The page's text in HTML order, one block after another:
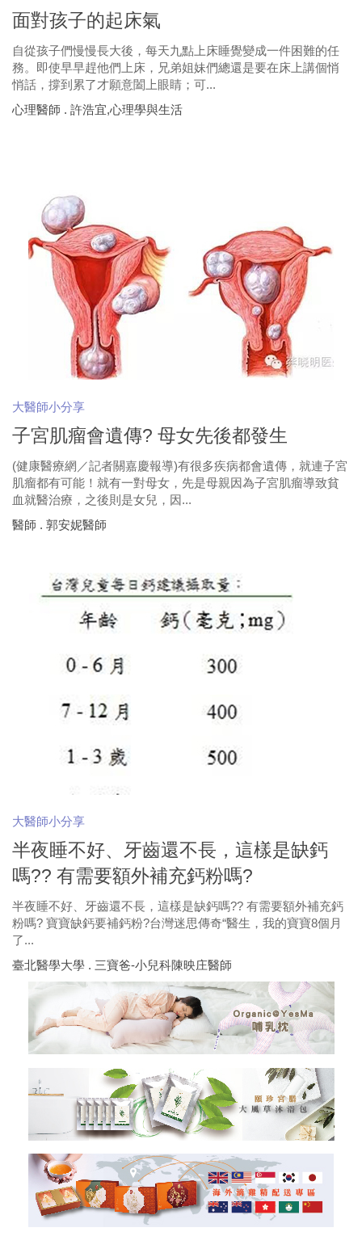
面對孩子的起床氣
自從孩子們慢慢長大後，每天九點上床睡覺變成一件困難的任
務。即使早早趕他們上床，兄弟姐妹們總還是要在床上講個悄
悄話，撐到累了才願意闔上眼睛；可...
心理醫師 . 許浩宜,心理學與生活
大醫師小分享
子宮肌瘤會遺傳? 母女先後都發生
(健康醫療網／記者關嘉慶報導)有很多疾病都會遺傳，就連子宮
肌瘤都有可能！就有一對母女，先是母親因為子宮肌瘤導致貧
血就醫治療，之後則是女兒，因...
醫師 . 郭安妮醫師
大醫師小分享
半夜睡不好、牙齒還不長，這樣是缺鈣
嗎?? 有需要額外補充鈣粉嗎?
半夜睡不好、牙齒還不長，這樣是缺鈣嗎?? 有需要額外補充鈣
粉嗎? 寶寶缺鈣要補鈣粉?台灣迷思傳奇“醫生，我的寶寶8個月
了...
臺北醫學大學 . 三寶爸-小兒科陳映庄醫師